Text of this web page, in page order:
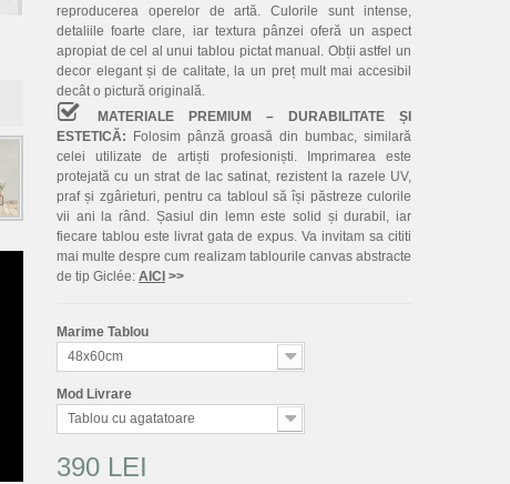
reproducerea operelor de artă. Culorile sunt intense,
detaliile foarte clare, iar textura pânzei oferă un aspect
apropiat de cel al unui tablou pictat manual. Obții astfel un
decor elegant și de calitate, la un preț mult mai accesibil
decât o pictură originală.
MATERIALE PREMIUM – DURABILITATE ȘI
ESTETICĂ: Folosim pânză groasă din bumbac, similară
celei utilizate de artiști profesioniști. Imprimarea este
protejată cu un strat de lac satinat, rezistent la razele UV,
praf și zgârieturi, pentru ca tabloul să își păstreze culorile
vii ani la rând. Șasiul din lemn este solid și durabil, iar
fiecare tablou este livrat gata de expus. Va invitam sa cititi
mai multe despre cum realizam tablourile canvas abstracte
de tip Giclée: AICI>>
Marime Tablou
48x60cm
Mod Livrare
Tablou cu agatatoare
390 LEI